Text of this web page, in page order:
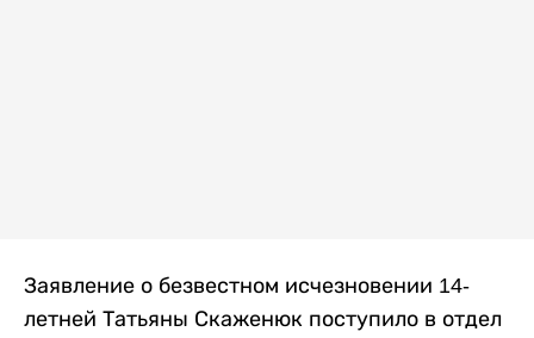
Заявление о безвестном исчезновении 14-
летней Татьяны Скаженюк поступило в отдел